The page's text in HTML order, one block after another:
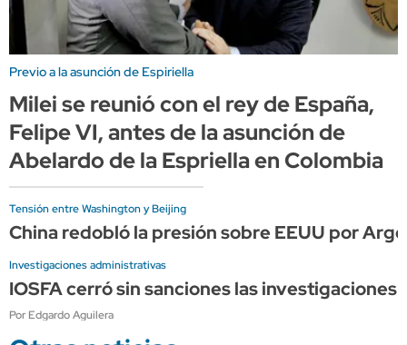
Previo a la asunción de Espiriella
Milei se reunió con el rey de España,
Felipe VI, antes de la asunción de
Abelardo de la Espriella en Colombia
Tensión entre Washington y Beijing
China redobló la presión sobre EEUU por
Investigaciones administrativas
IOSFA cerró sin sanciones las
Por Edgardo Aguilera